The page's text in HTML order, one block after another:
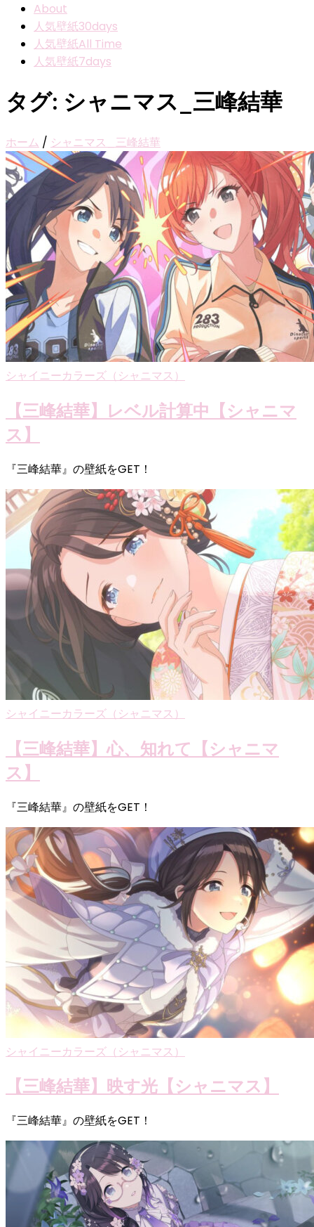
About
人気壁紙30days
人気壁紙All Time
人気壁紙7days
タグ: シャニマス_三峰結華
ホーム / シャニマス_三峰結華
シャイニーカラーズ（シャニマス）
【三峰結華】レベル計算中【シャニマ
ス】
『三峰結華』の壁紙をGET！
シャイニーカラーズ（シャニマス）
【三峰結華】心、知れて【シャニマ
ス】
『三峰結華』の壁紙をGET！
シャイニーカラーズ（シャニマス）
【三峰結華】映す光【シャニマス】
『三峰結華』の壁紙をGET！